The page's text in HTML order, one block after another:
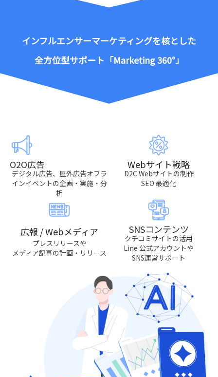
インフルエンサーマーケティングを核とした
全方位型サポート「Marketing 360°」
O2O広告
デジタル広告、屋外広告オフラ
インイベントの企画・実施・分
析
Webサイト戦略
D2C Webサイトの制作
SEO 最適化
広報 / Webメディア
プレスリリースや
メディア記事の計画・リリース
SNSコンテンツ
クチコミサイトの活用
Line 公式アカウントや
SNS運営サポート